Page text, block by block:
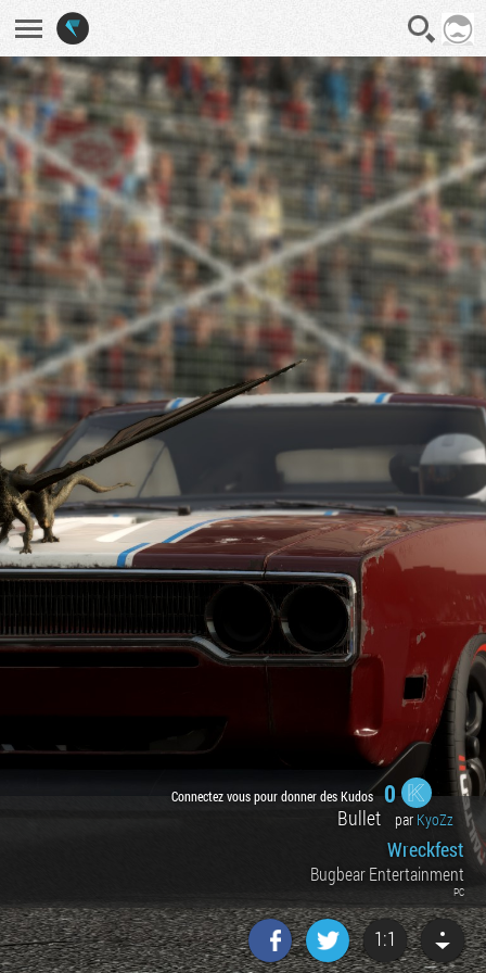
Connectez vous pour donner des Kudos 0
Bullet par KyoZz
Wreckfest
Bugbear Entertainment
PC
1:1
Factornews